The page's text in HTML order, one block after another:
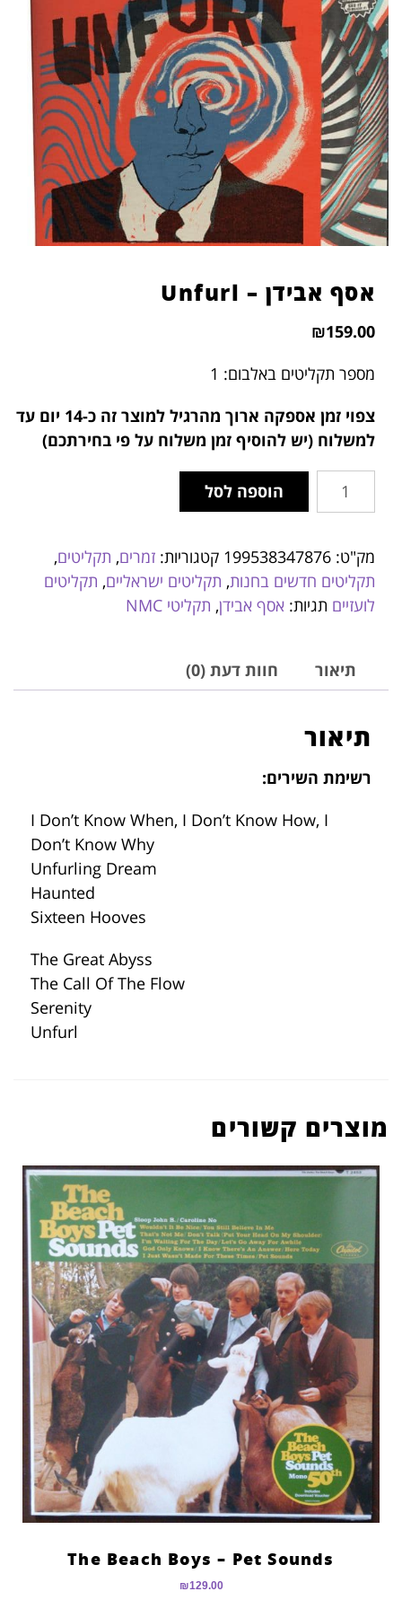
format_underlined הוסף קו תחתון לקישורים
font_download סמן קישורים
לאפס
את
האפשרויות
cached
אסף אבידן – Unfurl
₪159.00
מספר תקליטים באלבום: 1
צפוי זמן אספקה ארוך מהרגיל למוצר זה
כ-14 יום עד
למשלוח (יש להוסיף זמן משלוח על פי בחירתכם)
הוספה לסל
מק"ט: 199538347876 קטגוריות: זמרים, תקליטים,
תקליטים חדשים בחנות, תקליטים ישראליים, תקליטים
לועזיים תגיות: אסף אבידן, תקליטי NMC
תיאור חוות דעת (0)
תיאור
רשימת השירים:
I Don’t Know When, I Don’t Know How, I
Don’t Know Why
Unfurling Dream
Haunted
Sixteen Hooves
The Great Abyss
The Call Of The Flow
Serenity
Unfurl
מוצרים קשורים
The Beach Boys – Pet Sounds
₪129.00